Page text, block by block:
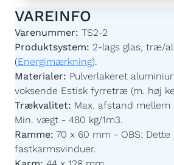
VAREINFO
Varenummer: TS2-2
Produktsystem: 2-lags glas, træ/
(Energimærkning).
Materialer: Pulverlakeret
voksende Estisk fyrretræ (m. høj
Trækvalitet: Max. afstand
Min. vægt - 480 kg/1m3.
Ramme: 70 x 60 mm - OBS:
fastkarmsvinduer.